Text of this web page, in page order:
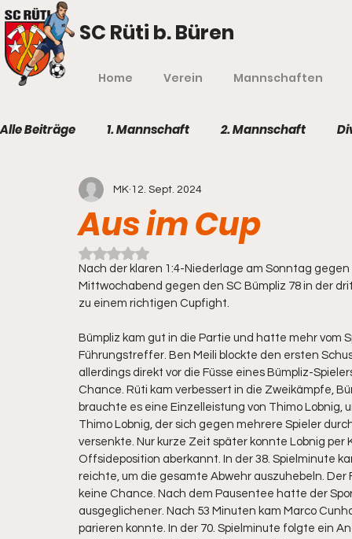
SC Rüti b. Büren
Home Verein Mannschaften
Alle Beiträge 1. Mannschaft 2. Mannschaft
Aus im Cup
MK 12. Sept. 2024
Mit NaN von 5 Sternen bewertet.
Nach der klaren 1:4-Niederlage am Sonntag
Mittwochabend gegen den SC Bümpliz 78 in der
zu einem richtigen Cupfight.
Bümpliz kam gut in die Partie und hatte mehr vom
Führungstreffer. Ben Meili blockte den ersten
allerdings direkt vor die Füsse eines Bümpliz-
Chance. Rüti kam verbessert in die Zweikämpfe,
brauchte es eine Einzelleistung von Thimo
Thimo Lobnig, der sich gegen mehrere Spieler
versenkte. Nur kurze Zeit später konnte Lobnig
Offsideposition aberkannt. In der 38. Spielminute
reichte, um die gesamte Abwehr auszuhebeln.
keine Chance. Nach dem Pausentee hatte der
ausgeglichener. Nach 53 Minuten kam Marco
parieren konnte. In der 70. Spielminute folgte ein